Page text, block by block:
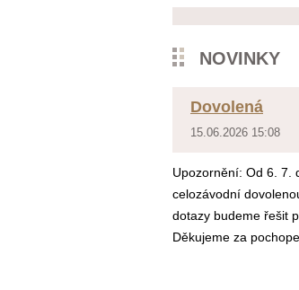
NOVINKY
Dovolená
15.06.2026 15:08
Upozornění: Od 6. 7.
celozávodní
dotazy budeme řešit
Děkujeme za